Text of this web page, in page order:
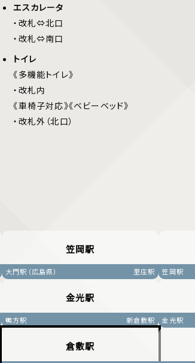
エスカレータ
・改札⇔北口
・改札⇔南口
トイレ
《多機能トイレ》
・改札内
《車椅子対応》《ベビーベッド》
・改札外（北口）
笠岡駅
大門駅（広島県） 里庄駅 笠岡駅
金光駅
鴨方駅 新倉敷駅 金光駅
倉敷駅